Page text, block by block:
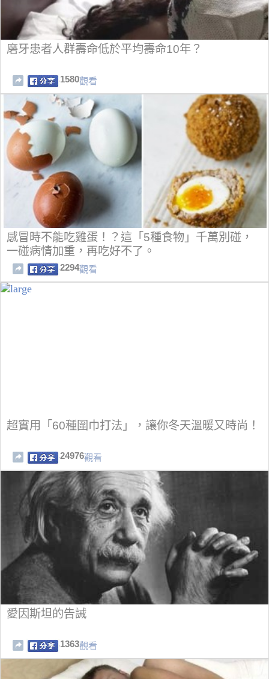
磨牙患者人群壽命低於平均壽命10年？
1580觀看
感冒時不能吃雞蛋！？這「5種食物」千萬別碰，
一碰病情加重，再吃好不了。
2294觀看
超實用「60種圍巾打法」，讓你冬天溫暖又時尚！
24976觀看
愛因斯坦的告誡
1363觀看